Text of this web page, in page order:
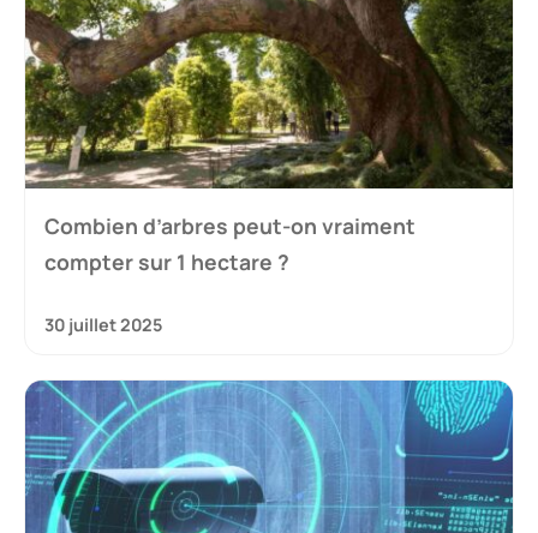
Combien d’arbres peut-on vraiment
compter sur 1 hectare ?
30 juillet 2025